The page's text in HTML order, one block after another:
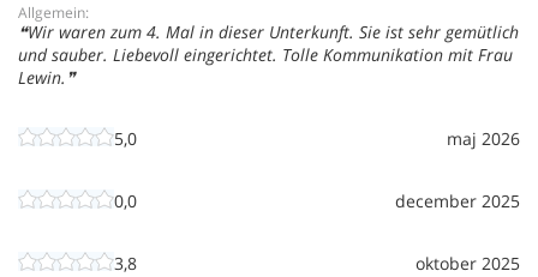
Allgemein:
Wir waren zum 4. Mal in dieser Unterkunft. Sie ist sehr gemütlich
und sauber. Liebevoll eingerichtet. Tolle Kommunikation mit Frau
Lewin.
5,0 maj 2026
0,0 december 2025
3,8 oktober 2025